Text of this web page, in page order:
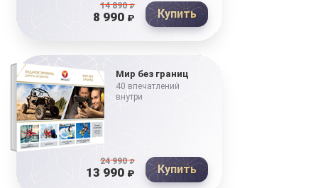
14 890₽
8 990 ₽ Купить
Мир без границ
40 впечатлений
внутри
24 990₽
13 990 ₽ Купить